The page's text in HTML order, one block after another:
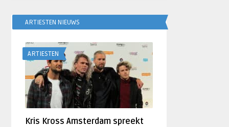
ARTIESTEN NIEUWS
ARTIESTEN
Kris Kross Amsterdam spreekt